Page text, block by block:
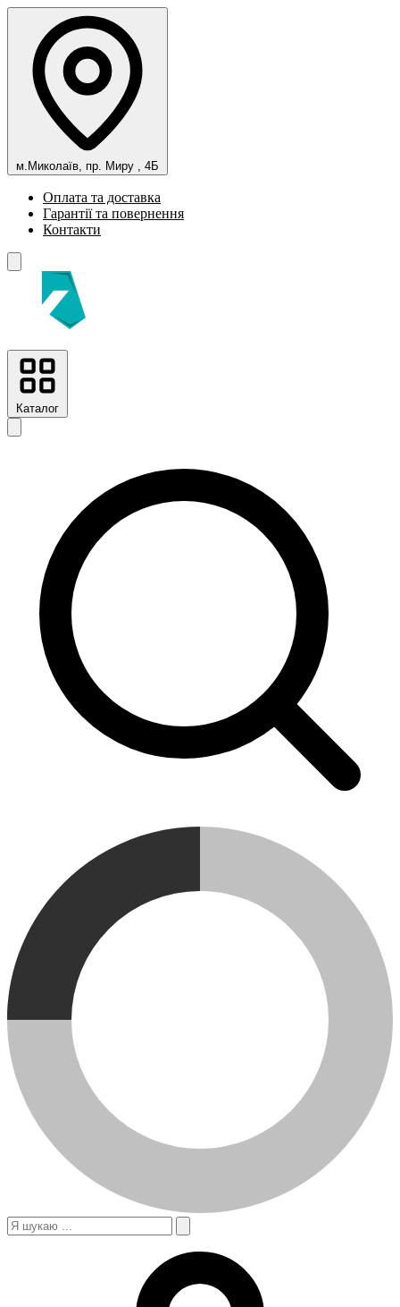
м.Миколаїв, пр. Миру , 4Б
Оплата та доставка
Гарантії та повернення
Контакти
Каталог